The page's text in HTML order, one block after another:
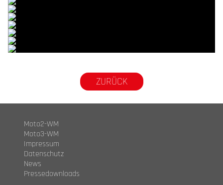
© intactGP
© intactGP
© intactGP
© intactGP
© intactGP
© intactGP
© intactGP
ZURÜCK
Moto2-WM
Moto3-WM
Impressum
Datenschutz
News
Pressedownloads